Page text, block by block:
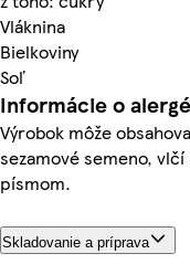
Vláknina
Bielkoviny
Soľ
Informácie o
Výrobok môže
sezamové semeno,
písmom.
Skladovanie a príprava